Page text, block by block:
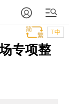
T中
专项整